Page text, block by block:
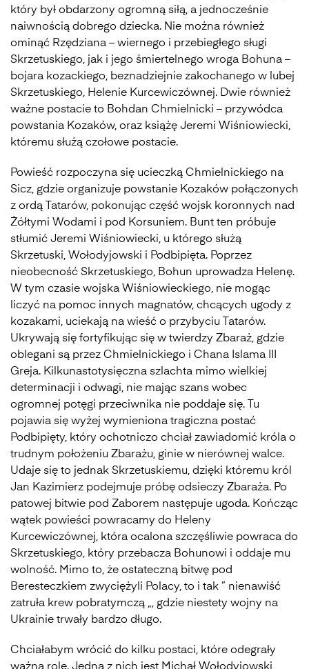
który był obdarzony ogromną siłą, a jednocześnie
naiwnością dobrego dziecka. Nie można również
ominąć Rzędziana – wiernego i przebiegłego sługi
Skrzetuskiego, jak i jego śmiertelnego wroga Bohuna –
bojara kozackiego, beznadziejnie zakochanego w lubej
Skrzetuskiego, Helenie Kurcewiczównej. Dwie również
ważne postacie to Bohdan Chmielnicki – przywódca
powstania Kozaków, oraz książę Jeremi Wiśniowiecki,
któremu służą czołowe postacie.
Powieść rozpoczyna się ucieczką Chmielnickiego na
Sicz, gdzie organizuje powstanie Kozaków połączonych
z ordą Tatarów, pokonując część wojsk koronnych nad
Żółtymi Wodami i pod Korsuniem. Bunt ten próbuje
stłumić Jeremi Wiśniowiecki, u którego służą
Skrzetuski, Wołodyjowski i Podbipięta. Poprzez
nieobecność Skrzetuskiego, Bohun uprowadza Helenę.
W tym czasie wojska Wiśniowieckiego, nie mogąc
liczyć na pomoc innych magnatów, chcących ugody z
kozakami, uciekają na wieść o przybyciu Tatarów.
Ukrywają się fortyfikując się w twierdzy Zbaraż, gdzie
oblegani są przez Chmielnickiego i Chana Islama III
Greja. Kilkunastotysięczna szlachta mimo wielkiej
determinacji i odwagi, nie mając szans wobec
ogromnej potęgi przeciwnika nie poddaje się. Tu
pojawia się wyżej wymieniona tragiczna postać
Podbipięty, który ochotniczo chciał zawiadomić króla o
trudnym położeniu Zbarażu, ginie w nierównej walce.
Udaje się to jednak Skrzetuskiemu, dzięki któremu król
Jan Kazimierz podejmuje próbę odsieczy Zbaraża. Po
patowej bitwie pod Zaborem następuje ugoda. Kończąc
wątek powieści powracamy do Heleny
Kurcewiczównej, która ocalona szczęśliwie powraca do
Skrzetuskiego, który przebacza Bohunowi i oddaje mu
wolność. Mimo to, że ostateczną bitwę pod
Beresteczkiem zwyciężyli Polacy, to i tak ” nienawiść
zatruła krew pobratymczą „, gdzie niestety wojny na
Ukrainie trwały bardzo długo.
Chciałabym wrócić do kilku postaci, które odegrały